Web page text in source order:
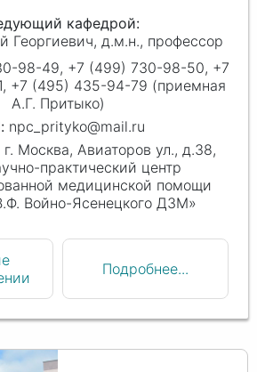
кафедрой
Георгиевич д.м.н., профессор
98-49, +7 (499) 730-98-50, +7
+7 (495) 435-94-79 (приемная
А.Г. Притыко)
npc_prityko@mail.ru
г. Москва, Авиаторов ул., д.38,
практический центр
медицинской помощи
Войно-Ясенецкого ДЗМ»
Подробнее...